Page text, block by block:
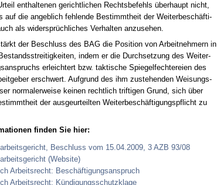
ent­hal­te­nen ge­richt­li­chen Rechts­be­fehls über­haupt nicht,
auf die an­geb­lich feh­len­de Be­stimmt­heit der Wei­ter­beschäfti­
als wi­dersprüchli­ches Ver­hal­ten an­zu­se­hen.
der Be­schluss des BAG die Po­si­ti­on von Ar­beit­neh­mern in
in­dem er die Durch­set­zung des Wei­ter­
er­leich­tert bzw. tak­ti­sche Spie­gel­fech­te­rei­en des
er­schwert. Auf­grund des ihm zu­ste­hen­den Wei­sungs­
nor­ma­ler­wei­se kei­nen recht­lich trif­ti­gen Grund, sich über
der aus­ge­ur­teil­ten Wei­ter­beschäfti­gungs­pflicht zu
fin­den Sie hier:
Be­schluss vom 15.04.2009, 3 AZB 93/08
(Web­site)
Ar­beits­recht: Beschäfti­gungs­an­spruch
Ar­beits­recht: Kündi­gungs­schutz­kla­ge